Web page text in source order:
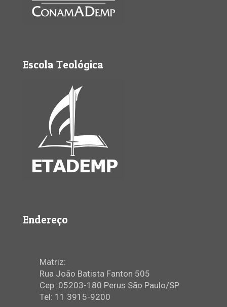
Escola Teológica
Endereço
Matriz:
Rua João Batista Fanton 505
Cep: 05203-180 Perus São Paulo/SP
Tel: 11 3915-9200